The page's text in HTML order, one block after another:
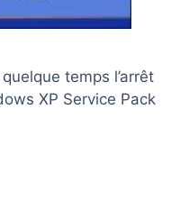
temps l’arrêt
XP Service Pack